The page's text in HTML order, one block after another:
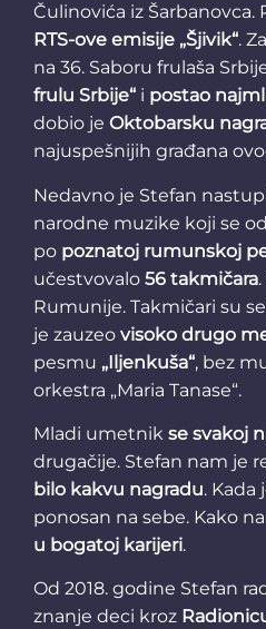
Čulinovića iz
RTS-ove emisije „Šjivik“.
na 36. Saboru frulaša
frulu Srbije“ i postao
dobio je Oktobarsku
najuspešnijih građana
Nedavno je Stefan
narodne muzike koji se
po poznatoj rumunskoj
učestvovalo 56 takmičara
Rumunije. Takmičari su
je zauzeo visoko drugo
pesmu „Iljenkuša“, bez
orkestra „Maria Tanase“.
Mladi umetnik se svakoj
drugačije. Stefan nam je
bilo kakvu nagradu. Kada
ponosan na sebe. Kako
u bogatoj karijeri.
Od 2018. godine Stefan
znanje deci kroz